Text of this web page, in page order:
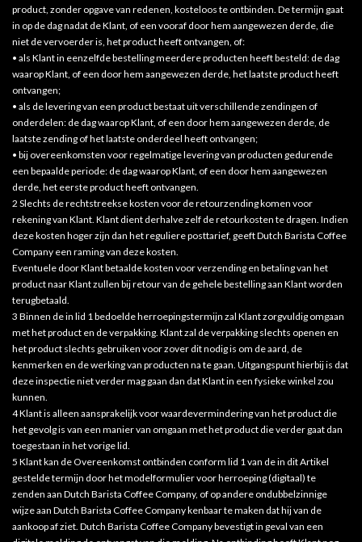
product, zonder opgave van redenen, kosteloos te ontbinden. De termijn gaat
in op de dag nadat de Klant, of een vooraf door hem aangewezen derde, die
niet de vervoerder is, het product heeft ontvangen, of:
• als Klant in eenzelfde bestelling meerdere producten heeft besteld: de dag
waarop Klant, of een door hem aangewezen derde, het laatste product heeft
ontvangen;
• als de levering van een product bestaat uit verschillende zendingen of
onderdelen: de dag waarop Klant, of een door hem aangewezen derde, de
laatste zending of het laatste onderdeel heeft ontvangen;
• bij overeenkomsten voor regelmatige levering van producten gedurende
een bepaalde periode: de dag waarop Klant, of een door hem aangewezen
derde, het eerste product heeft ontvangen.
2 Slechts de rechtstreekse kosten voor de retourzending komen voor
rekening van Klant. Klant dient derhalve zelf de retourkosten te dragen. Indien
deze kosten hoger zijn dan het reguliere posttarief, geeft Dutch Barista Coffee
Company een raming van deze kosten.
Eventuele door Klant betaalde kosten voor verzending en betaling van het
product naar Klant zullen bij retour van de gehele bestelling aan Klant worden
terugbetaald.
3 Binnen de in lid 1 bedoelde herroepingstermijn zal Klant zorgvuldig omgaan
met het product en de verpakking. Klant zal de verpakking slechts openen en
het product slechts gebruiken voor zover dit nodig is om de aard, de
kenmerken en de werking van producten na te gaan. Uitgangspunt hierbij is dat
deze inspectie niet verder mag gaan dan dat Klant in een fysieke winkel zou
kunnen.
4 Klant is alleen aansprakelijk voor waardevermindering van het product die
het gevolg is van een manier van omgaan met het product die verder gaat dan
toegestaan in het vorige lid.
5 Klant kan de Overeenkomst ontbinden conform lid 1 van de in dit Artikel
gestelde termijn door het modelformulier voor herroeping (digitaal) te
zenden aan Dutch Barista Coffee Company, of op andere ondubbelzinnige
wijze aan Dutch Barista Coffee Company kenbaar te maken dat hij van de
aankoop af ziet. Dutch Barista Coffee Company bevestigt in geval van een